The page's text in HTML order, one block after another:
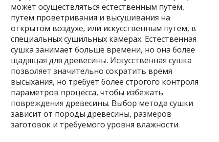
может осуществляться естественным путем,
путем проветривания и высушивания на
открытом воздухе, или искусственным путем, в
специальных сушильных камерах. Естественная
сушка занимает больше времени, но она более
щадящая для древесины. Искусственная сушка
позволяет значительно сократить время
высыхания, но требует более строгого контроля
параметров процесса, чтобы избежать
повреждения древесины. Выбор метода сушки
зависит от породы древесины, размеров
заготовок и требуемого уровня влажности.